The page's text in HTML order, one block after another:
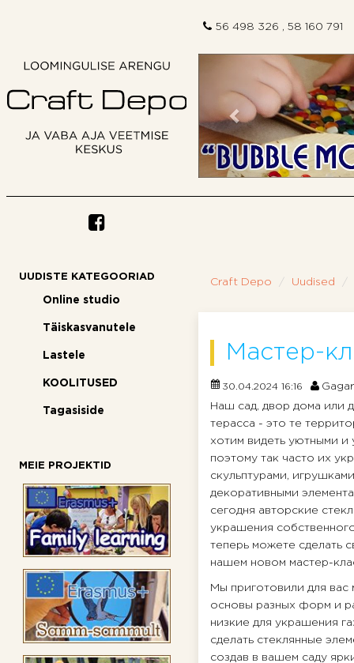
56 498 326 , 58 160 791
Eelmine
UUDISTE KATEGOORIAD
Online studio
Täiskasvanutele
Lastele
KOOLITUSED
Tagasiside
MEIE PROJEKTID
Craft Depo Uudised
Мастер-
30.04.2024 16:16
Наш сад, двор дома или
терасса - это те
хотим видеть уютными и
поэтому так часто их
скульптурами,
декоративными
сегодня авторские
украшения
теперь можете сделать
нашем новом мастер-
Мы приготовили для вас
основы разных форм и
низкие для украшения
сделать стеклянные
создав в вашем саду